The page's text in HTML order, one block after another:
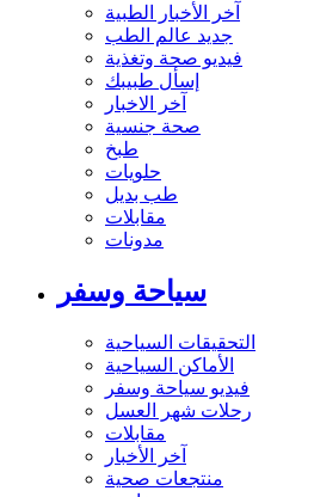
آخر الأخبار الطبية
جديد عالم الطب
فيديو صحة وتغذية
إسأل طبيبك
آخر الاخبار
صحة جنسية
طبخ
حلويات
طب بديل
مقابلات
مدونات
سياحة وسفر
التحقيقات السياحية
الأماكن السياحية
فيديو سياحة وسفر
رحلات شهر العسل
مقابلات
آخر الأخبار
منتجعات صحية